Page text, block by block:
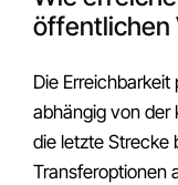
öffentlichen
Die
abhängig von der
die letzte Strecke
Transferoptionen